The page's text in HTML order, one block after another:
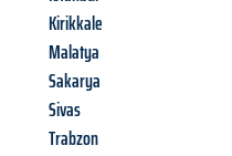
Kirikkale
Malatya
Sakarya
Sivas
Trabzon